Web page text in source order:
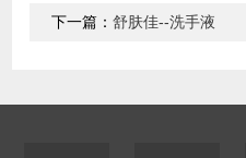
下一篇：舒肤佳--洗手液